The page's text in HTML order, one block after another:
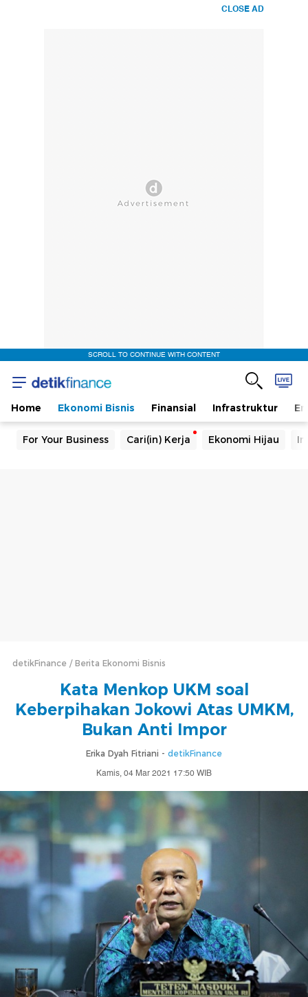
CLOSE AD
SCROLL TO CONTINUE WITH CONTENT
Home Ekonomi Bisnis Finansial Infrastruktur
For Your Business Cari(in) Kerja Ekonomi Hijau
detikFinance Berita Ekonomi Bisnis
Kata Menkop UKM soal
Keberpihakan Jokowi Atas UMKM,
Bukan Anti Impor
Erika Dyah Fitriani - detikFinance
Kamis, 04 Mar 2021 17:50 WIB